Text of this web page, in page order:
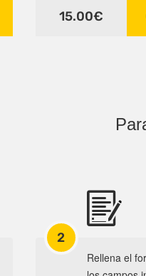
15.00€
2
Rellena el